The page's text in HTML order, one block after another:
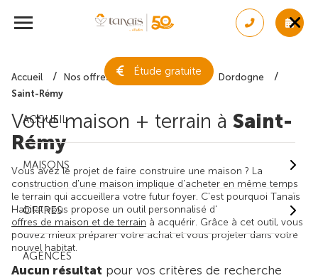
Étude gratuite
ACCUEIL
MAISONS
OFFRES
AGENCES
Accueil Nos offres de maison + terrain
Dordogne
Saint-Rémy
Votre maison + terrain à Saint-
Rémy
Vous avez le projet de faire construire une maison ? La
construction d'une maison implique d'acheter en même temps
le terrain qui accueillera votre futur foyer. C'est pourquoi Tanaïs
Habitat vous propose un outil personnalisé d'
offres de maison et de terrain à acquérir. Grâce à cet outil, vous
pouvez mieux préparer votre achat et vous projeter dans votre
nouvel habitat.
Aucun résultat pour vos critères de recherche